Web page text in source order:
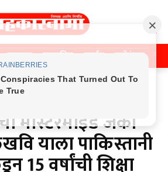
महाराष्ट्र राजकीय क्राईम मनोरंजन
मास्टरमाइंड जकी
याला पाकिस्तानी
15 वर्षांची शिक्षा